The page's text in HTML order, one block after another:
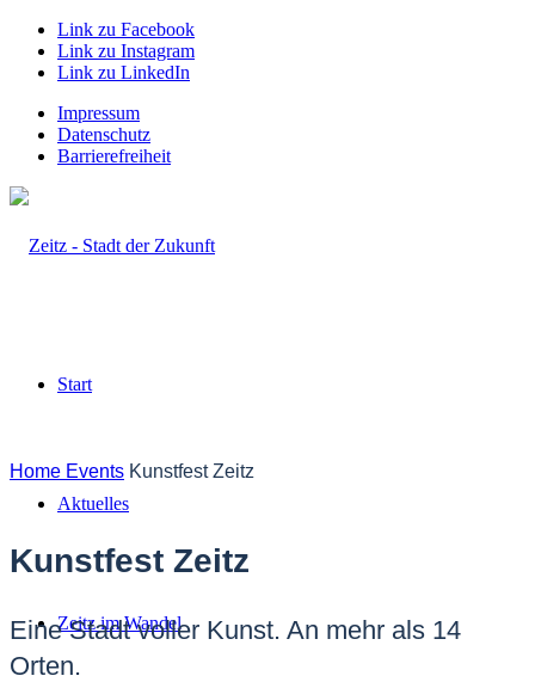
Link zu Facebook
Link zu Instagram
Link zu LinkedIn
Impressum
Datenschutz
Barrierefreiheit
Start
Aktuelles
Zeitz im Wandel
Home Events Kunstfest Zeitz
Kunstfest Zeitz
Eine Stadt voller Kunst. An mehr als 14
Orten.